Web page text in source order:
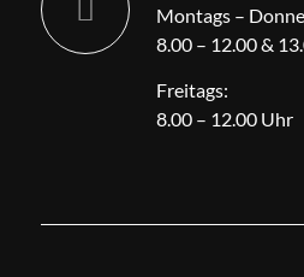
Montags –
8.00 – 12.00 &
Freitags:
8.00 – 12.00 Uhr